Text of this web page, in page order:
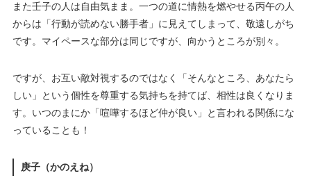
また壬子の人は自由気まま。一つの道に情熱を燃やせる丙午の人
からは「行動が読めない勝手者」に見えてしまって、敬遠しがち
です。マイペースな部分は同じですが、向かうところが別々。
ですが、お互い敵対視するのではなく「そんなところ、あなたら
しい」という個性を尊重する気持ちを持てば、相性は良くなりま
す。いつのまにか「喧嘩するほど仲が良い」と言われる関係にな
っていることも！
庚子（かのえね）